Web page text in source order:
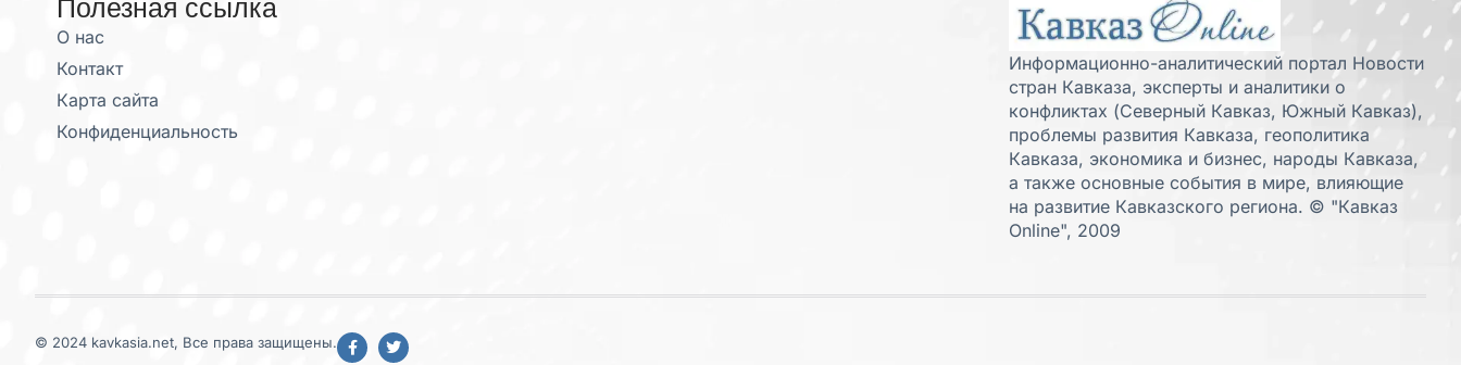
Полезная ссылка
О нас
Контакт
Карта сайта
Конфиденциальность
Информационно-аналитический портал Новости
стран Кавказа, эксперты и аналитики о
конфликтах (Северный Кавказ, Южный Кавказ),
проблемы развития Кавказа, геополитика
Кавказа, экономика и бизнес, народы Кавказа,
а также основные события в мире, влияющие
на развитие Кавказского региона. © "Кавказ
Online", 2009
© 2024 kavkasia.net, Все права защищены.